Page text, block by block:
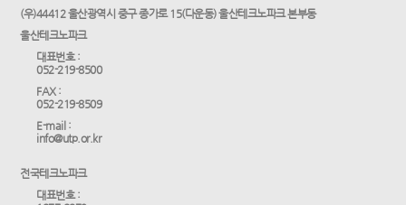
(우)44412 울산광역시 중구 종가로 15(다운동) 울산테크노파크 본부동
울산테크노파크
대표번호 :
052-219-8500
FAX :
052-219-8509
E-mail :
info@utp.or.kr
전국테크노파크
대표번호 :